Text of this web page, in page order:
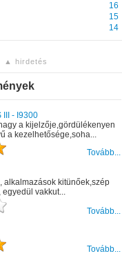
16
15
14
▲ hirdetés
III - I9300
a kijelzője,gördülékenyen
a kezelhetősége,soha...
Tovább...
alkalmazások kitünőek,szép
egyedül vakkut...
Tovább...
Tovább...